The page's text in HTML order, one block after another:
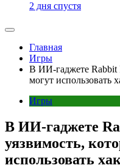
2 дня спустя
Главная
Игры
В ИИ-гаджете Rabbit
могут использовать
Игры
В ИИ-гаджете
уязвимость,
использовать